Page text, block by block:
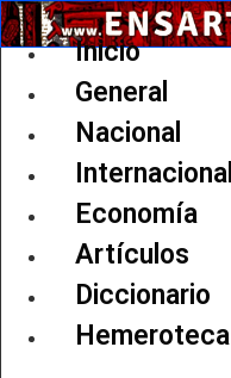
Ir
al
Inicio
General
Nacional
Internacional
Economía
Artículos
Diccionario
Hemeroteca